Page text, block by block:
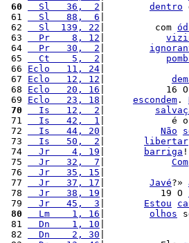
60
  Sl   36,  2
dentro
61
  Sl   88,  6
|
62
  Sl  139, 22
|         com
63
  Pr    8, 12
64
  Pr   30,  2
65
  Ct    5,  2
66 Eclo   11, 24 |
67 Eclo   12, 12
68 Eclo   20, 16 |           16 O
69 Eclo   23, 18 escondem .
70
  Is   12,  2
71
  Is   42,  1
|            é o
72
  Is   44, 20
Não
73
  Is   50,  2
libertar
74
  Jr    4, 19
barriga !
75
  Jr   32,  7
76
  Jr   35, 15
|
77
  Jr   37, 17
Javé?»
78
  Jr   38, 19
|          19 O
79
  Jr   45,  3
Estou
80
  Lm    1, 16
olhos
81
  Dn    1, 10
|
82
  Dn    2, 30
|